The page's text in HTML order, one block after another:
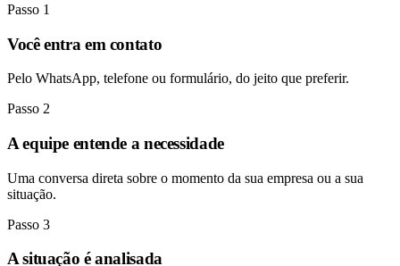
Passo 1
Você entra em contato
Pelo WhatsApp, telefone ou formulário, do jeito que preferir.
Passo 2
A equipe entende a necessidade
Uma conversa direta sobre o momento da sua empresa ou a sua
situação.
Passo 3
A situação é analisada